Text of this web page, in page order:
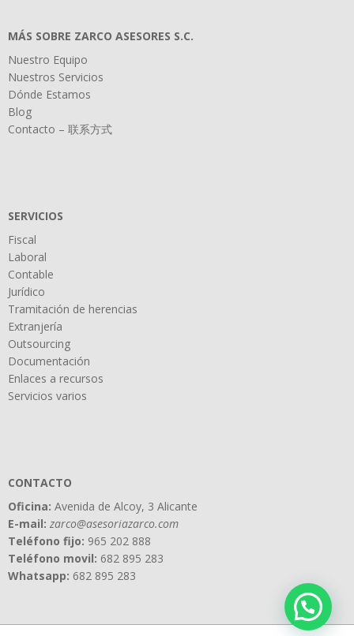
MÁS SOBRE ZARCO ASESORES S.C.
Nuestro Equipo
Nuestros Servicios
Dónde Estamos
Blog
Contacto – 联系方式
SERVICIOS
Fiscal
Laboral
Contable
Jurídico
Tramitación de herencias
Extranjería
Outsourcing
Documentación
Enlaces a recursos
Servicios varios
CONTACTO
Oficina: Avenida de Alcoy, 3 Alicante
E-mail: zarco@asesoriazarco.com
Teléfono fijo: 965 202 888
Teléfono movil: 682 895 283
Whatsapp: 682 895 283